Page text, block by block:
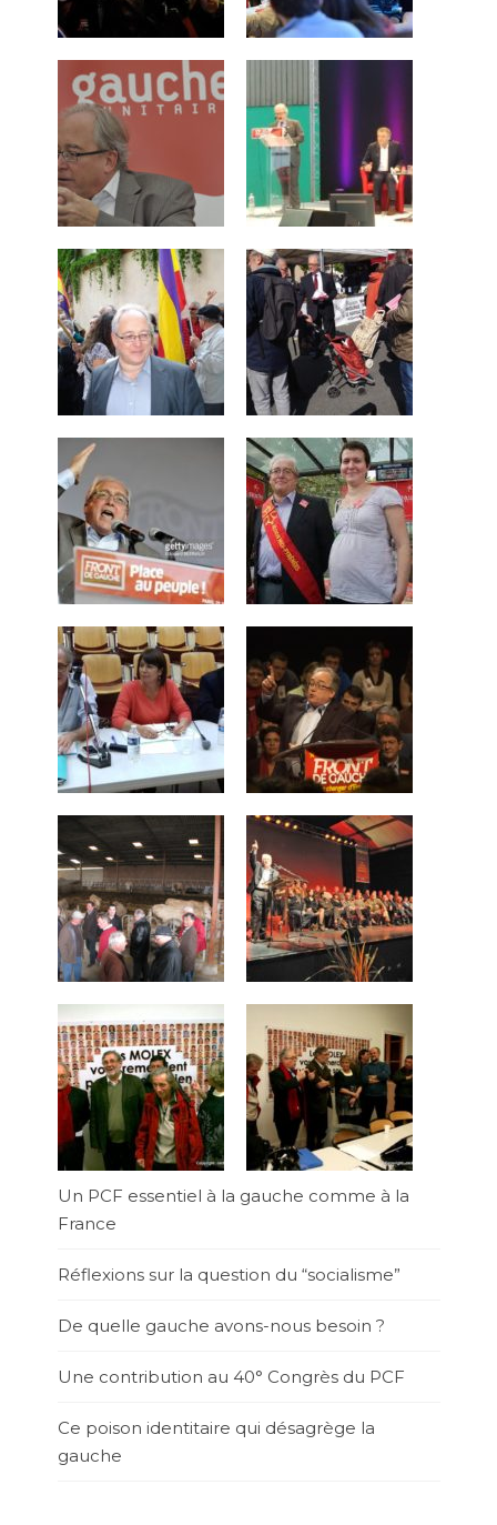
Un PCF essentiel à la gauche comme à la
France
Réflexions sur la question du “socialisme”
De quelle gauche avons-nous besoin ?
Une contribution au 40° Congrès du PCF
Ce poison identitaire qui désagrège la
gauche